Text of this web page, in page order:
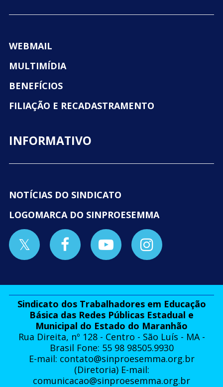
WEBMAIL
MULTIMÍDIA
BENEFÍCIOS
FILIAÇÃO E RECADASTRAMENTO
INFORMATIVO
NOTÍCIAS DO SINDICATO
LOGOMARCA DO SINPROESEMMA
Sindicato dos Trabalhadores em Educação
Básica das Redes Públicas Estadual e
Municipal do Estado do Maranhão
Rua Direita, nº 128 - Centro - São Luís - MA -
Brasil Fone: 55 98 98505.9930
E-mail: contato@sinproesemma.org.br
(Diretoria) E-mail:
comunicacao@sinproesemma.org.br